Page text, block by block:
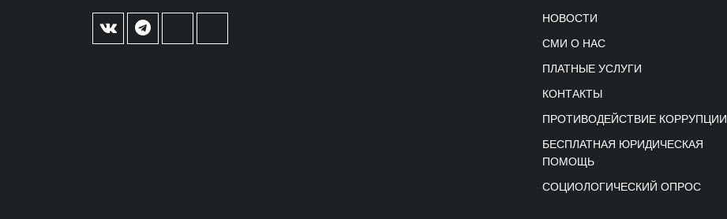
НОВОСТИ
СМИ О НАС
ПЛАТНЫЕ УСЛУГИ
КОНТАКТЫ
ПРОТИВОДЕЙСТВИЕ КОРРУПЦИИ
БЕСПЛАТНАЯ ЮРИДИЧЕСКАЯ
ПОМОЩЬ
СОЦИОЛОГИЧЕСКИЙ ОПРОС